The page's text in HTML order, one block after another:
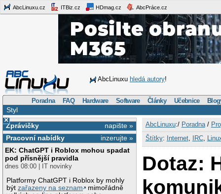
AbcLinuxu.cz ITBiz.cz HDmag.cz AbcPráce.cz
AbcLinuxu hledá autory!
Poradna FAQ Hardware Software Články Učebnice
Styl
×
napište »
Zprávičky
inzerujte »
Pracovní nabídky
EK: ChatGPT i Roblox mohou spadat
pod přísnější pravidla
dnes 08:00 | IT novinky
Platformy ChatGPT i Roblox by mohly
býtzařazeny na seznam
mimořádně
AbcLinuxu:/ Poradna/
Štítky: Internet, IRC,
Dotaz: